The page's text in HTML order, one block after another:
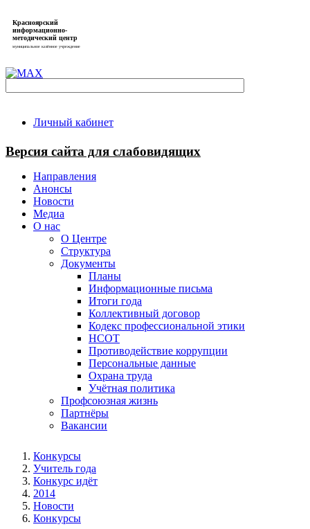
Красноярский
информационно-
методический центр
муниципальное казённое учреждение
Личный кабинет
Версия сайта для слабовидящих
Направления
Анонсы
Новости
Медиа
О нас
О Центре
Структура
Документы
Планы
Информационные письма
Итоги года
Коллективный договор
Кодекс профессиональной этики
НСОТ
Противодействие коррупции
Персональные данные
Охрана труда
Учётная политика
Профсоюзная жизнь
Партнёры
Вакансии
Конкурсы
Учитель года
Конкурс идёт
2014
Новости
Конкурсы